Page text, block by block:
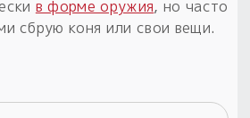
в форме оружия, но часто
сбрую коня или свои вещи.